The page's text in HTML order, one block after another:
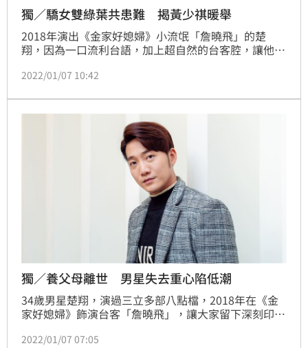
獨／驕女雙綠葉共患難 揭黃少祺暖舉
2018年演出《金家好媳婦》小流氓「詹曉飛」的楚
翔，因為一口流利台語，加上超自然的台客腔，讓他在
專訪分享，平常在劇中的說話方式，讓許多人都以為他
個性較沈默寡言的男子。而擁有拍攝多部八點檔經歷的
他，這次在《天之驕女》飾演「劉大力」，和
「KURO」李睿紳有不少共患難的戲碼。
2022/01/07 10:42
獨／養父母離世 男星失去重心陷低潮
34歲男星楚翔，演過三立多部八點檔，2018年在《金
家好媳婦》飾演台客「詹曉飛」，讓大家留下深刻印
已靠著主持行腳節目正式踏入演藝圈，如今15年過去，
2022/01/07 07:05